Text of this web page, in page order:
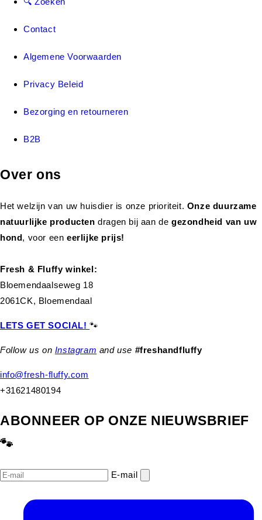
Contact
Algemene Voorwaarden
Privacy Beleid
Bezorging en retourneren
B2B
Over ons
Het welzijn van uw huisdier is onze prioriteit. Onze duurzame
natuurlijke productendragen bij aan de gezondheid van uw
hond, voor eeneerlijke prijs!
Fresh & Fluffy winkel:
Bloemendaalseweg 18
2061CK, Bloemendaal
LETS GET SOCIAL!🐾
Follow us on Instagram and use #freshandfluffy
info@fresh-fluffy.com
+31621480194
ABONNEER OP ONZE NIEUWSBRIEF
🐾
E‑mail